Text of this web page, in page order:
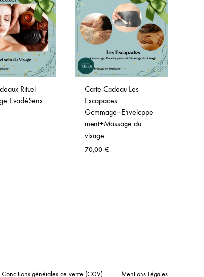
Rituel
EvadéSens
Carte Cadeau Les
Escapades:
Gommage+Enveloppe
ment+Massage du
visage
70,00 €
Conditions générales de vente (CGV) Mentions Légales